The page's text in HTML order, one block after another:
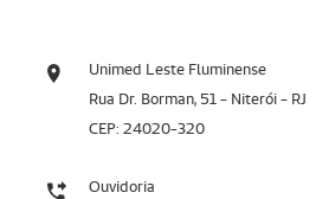
Unimed Leste Fluminense
Rua Dr. Borman, 51 - Niterói - RJ
CEP: 24020-320
Ouvidoria